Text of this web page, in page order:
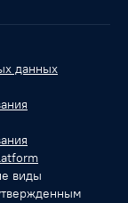
данных
виды